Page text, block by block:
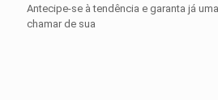
Antecipe-se à tendência e garanta já
chamar de sua